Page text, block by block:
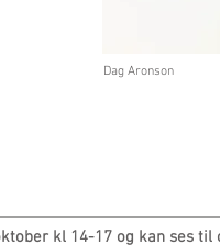
Dag Aronson
kl 14-17 og kan ses til